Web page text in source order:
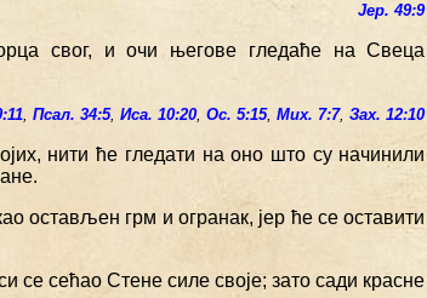
Јер. 49:9
свог, и очи његове гледаће на Свеца
,Псал. 34:5,Иса. 10:20,Ос. 5:15,Мих. 7:7,Зах. 12:10
нити ће гледати на оно што су начинили
остављен грм и огранак, јер ће се оставити
се сећао Стене силе своје; зато сади красне